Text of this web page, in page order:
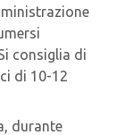
consiglia di
di 10-12
durante